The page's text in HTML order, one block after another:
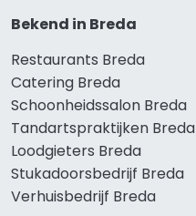
Bekend in Breda
Restaurants Breda
Catering Breda
Schoonheidssalon Breda
Tandartspraktijken Breda
Loodgieters Breda
Stukadoorsbedrijf Breda
Verhuisbedrijf Breda